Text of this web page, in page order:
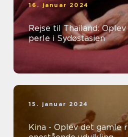
16. januar 2024
Rejse til Thailand:
perle i Sydøstasien
15. januar 2024
Kina - Oplev det gamle